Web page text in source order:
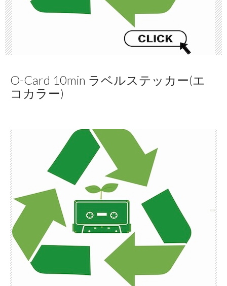
O-Card 10min ラベルステッカー(エ
コカラー)